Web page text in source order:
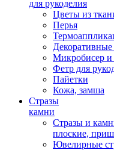
для рукоделия
Цветы из
Перья
Декоративные
Микробисер и
Фетр для
Пайетки
Кожа, замша
Стразы
камни
Стразы и
плоские,
Ювелирные